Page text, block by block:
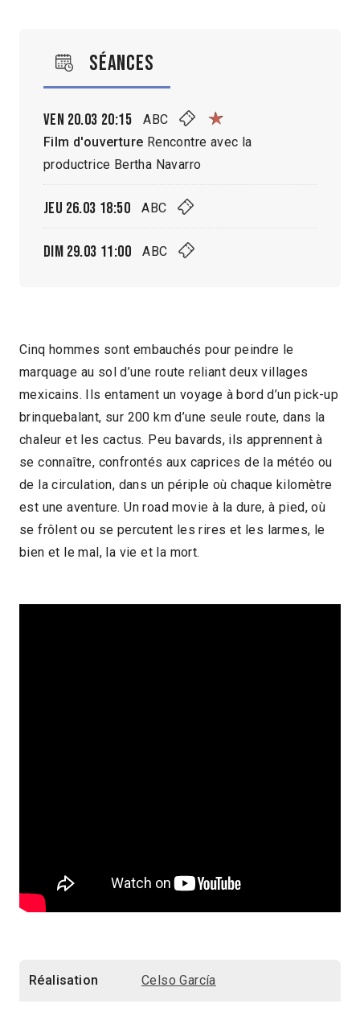
Cinq hommes sont embauchés pour peindre le
marquage au sol d’une route reliant deux villages
mexicains. Ils entament un voyage à bord d’un pick-up
brinquebalant, sur 200 km d’une seule route, dans la
chaleur et les cactus. Peu bavards, ils apprennent à
se connaître, confrontés aux caprices de la météo ou
de la circulation, dans un périple où chaque kilomètre
est une aventure. Un road movie à la dure, à pied, où
se frôlent ou se percutent les rires et les larmes, le
bien et le mal, la vie et la mort.
Réalisation Celso García
Séances
Ven 20.03 20:15
ABC
Film d'ouverture Rencontre avec la
productrice Bertha Navarro
Jeu 26.03 18:50 ABC
Dim 29.03 11:00 ABC